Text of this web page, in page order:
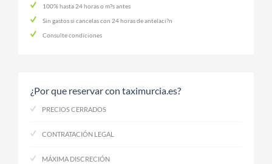
100% hasta 24 horas o m?s antes
Sin gastos si cancelas con 24 horas de antelaci?n
Consulte condiciones
¿Por que reservar con taximurcia.es?
PRECIOS CERRADOS
CONTRATACIÓN LEGAL
MÁXIMA DISCRECIÓN